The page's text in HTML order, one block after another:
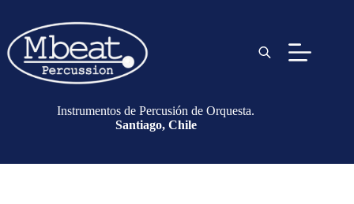
Instrumentos de Percusión de Orquesta.
Santiago, Chile